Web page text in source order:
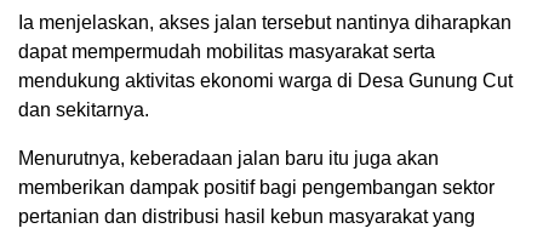
Ia menjelaskan, akses jalan tersebut nantinya diharapkan
dapat mempermudah mobilitas masyarakat serta
mendukung aktivitas ekonomi warga di Desa Gunung Cut
dan sekitarnya.
Menurutnya, keberadaan jalan baru itu juga akan
memberikan dampak positif bagi pengembangan sektor
pertanian dan distribusi hasil kebun masyarakat yang